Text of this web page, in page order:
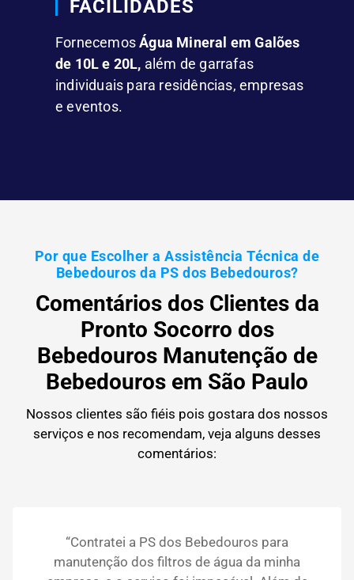
FACILIDADES
FornecemosÁgua Mineral em Galões
de 10L e 20L, além de garrafas
individuais para residências, empresas
e eventos.
Por que Escolher a Assistência Técnica de
Bebedouros da PS dos Bebedouros?
Comentários dos Clientes da
Pronto Socorro dos
Bebedouros Manutenção de
Bebedouros em São Paulo
Nossos clientes são fiéis pois gostara dos nossos
serviços e nos recomendam, veja alguns desses
comentários:
“Contratei a PS dos Bebedouros para
manutenção dos filtros de água da minha